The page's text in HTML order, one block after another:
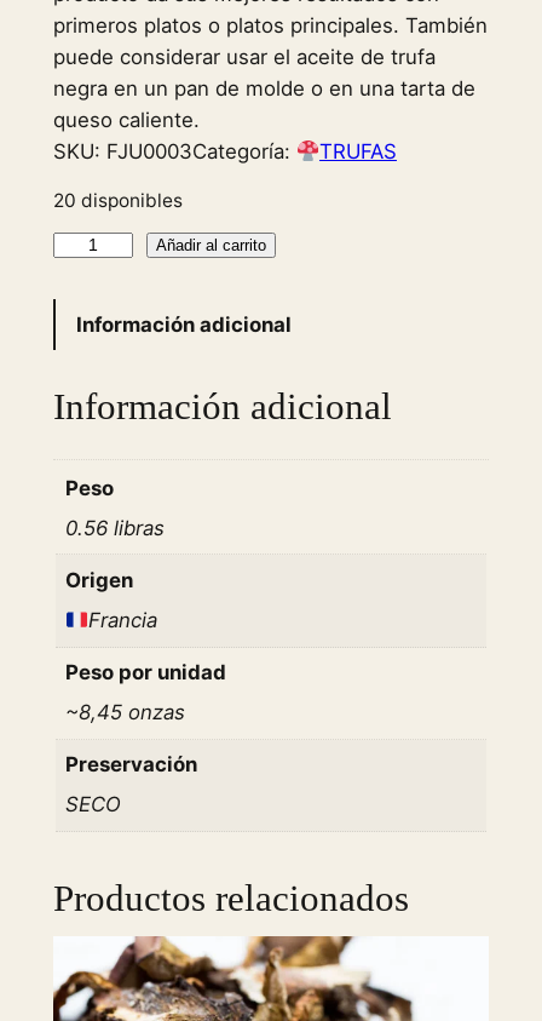
primeros platos o platos principales. También
puede considerar usar el aceite de trufa
negra en un pan de molde o en una tarta de
queso caliente.
SKU: FJU0003Categoría: TRUFAS
20 disponibles
T
u
l
O
i
/
8
4
Añadir al carrito
Información adicional
Información adicional
Peso
0.56 libras
Origen
Francia
Peso por unidad
~8,45 onzas
Preservación
SECO
Productos relacionados